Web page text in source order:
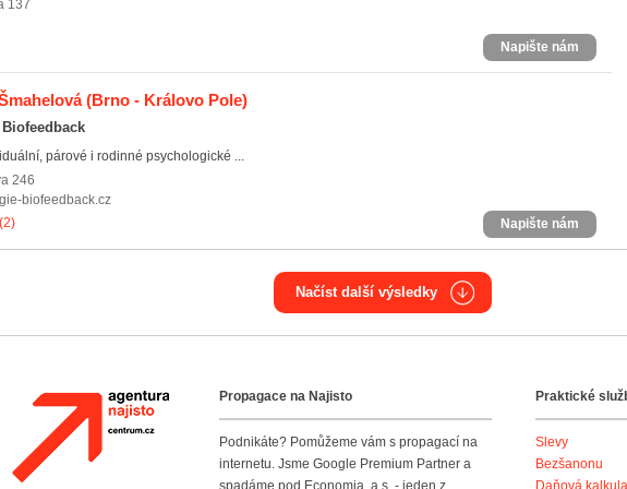
137
Napište nám
(Brno - Královo Pole)
párové i rodinné psychologické ...
246
biofeedback.cz
Napište nám
Načíst další výsledky
Agentura NajistoPropagace na Najisto
Podnikáte? Pomůžeme vám s propagací na
internetu. Jsme Google Premium Partner a
spadáme pod Economia, a.s. - jeden z
Praktické
Slevy
Bezšanonu
Daňová